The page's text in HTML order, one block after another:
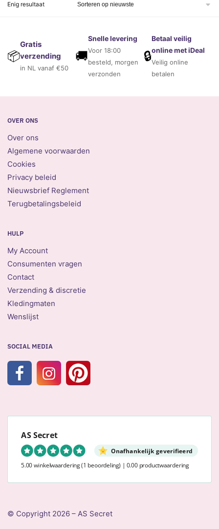
Enig resultaat
📦
Gratis
verzending
in NL vanaf €50
🚚
Snelle levering
Voor 18:00
besteld, morgen
verzonden
🔒
Betaal veilig
online met iDeal
Veilig online
betalen
OVER ONS
Over ons
Algemene voorwaarden
Cookies
Privacy beleid
Nieuwsbrief Reglement
Terugbetalingsbeleid
HULP
My Account
Consumenten vragen
Contact
Verzending & discretie
Kledingmaten
Wenslijst
SOCIAL MEDIA
AS Secret
Onafhankelijk geverifieerd
5.00 winkelwaardering(1 beoordeling) | 0.00 productwaardering
© Copyright 2026 – AS Secret